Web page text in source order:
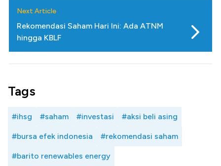
Next Article
Rekomendasi Saham Hari Ini: Ada ATNM
hingga KBLF
Tags
#ihsg #saham #investasi #aksi beli asing
#bursa efek indonesia #rekomendasi saham
#barito renewables energy